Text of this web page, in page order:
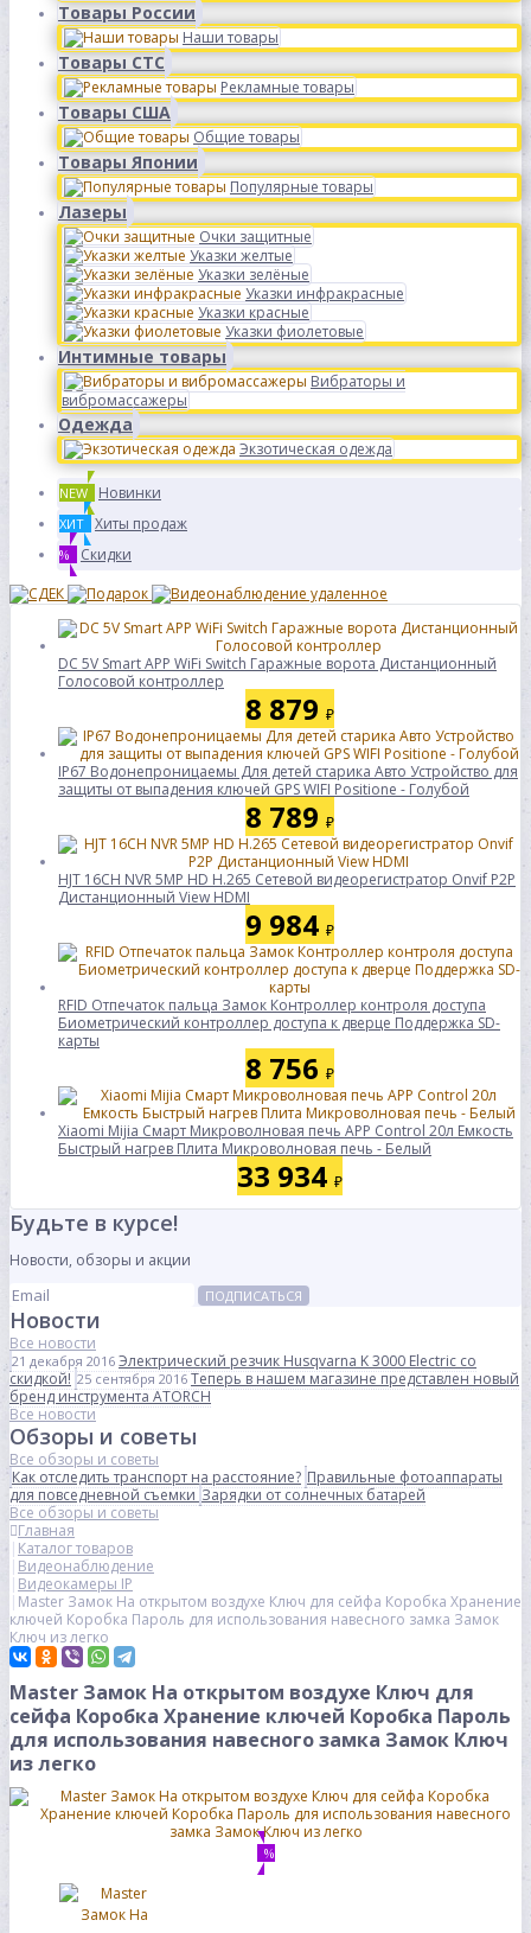
Товары России
Наши товары
Товары СТС
Рекламные товары
Товары США
Общие товары
Товары Японии
Популярные товары
Лазеры
Очки защитные
Указки желтые
Указки зелёные
Указки инфракрасные
Указки красные
Указки фиолетовые
Интимные товары
Вибраторы и
вибромассажеры
Одежда
Экзотическая одежда
NEW Новинки
ХИТ Хиты продаж
% Скидки
DC 5V Smart APP WiFi Switch Гаражные ворота Дистанционный
Голосовой контроллер
8 879 ₽
IP67 Водонепроницаемы Для детей старика Авто Устройство для
защиты от выпадения ключей GPS WIFI Positione - Голубой
8 789 ₽
HJT 16CH NVR 5MP HD H.265 Сетевой видеорегистратор Onvif P2P
Дистанционный View HDMI
9 984 ₽
RFID Отпечаток пальца Замок Контроллер контроля доступа
Биометрический контроллер доступа к дверце Поддержка SD-
карты
8 756 ₽
Xiaomi Mijia Смарт Микроволновая печь APP Control 20л Емкость
Быстрый нагрев Плита Микроволновая печь - Белый
33 934 ₽
Будьте в курсе!
Новости, обзоры и акции
ПОДПИСАТЬСЯ
Новости
Все новости
21 декабря 2016 Электрический резчик Husqvarna K 3000 Electric со
скидкой! 25 сентября 2016 Теперь в нашем магазине представлен новый
бренд инструмента ATORCH
Все новости
Обзоры и советы
Все обзоры и советы
Как отследить транспорт на расстояние? Правильные фотоаппараты
для повседневной съемкиЗарядки от солнечных батарей
Все обзоры и советы
Главная
Каталог товаров
Видеонаблюдение
Видеокамеры IP
Master Замок На открытом воздухе Ключ для сейфа Коробка Хранение
ключей Коробка Пароль для использования навесного замка Замок
Ключ из легко
Master Замок На открытом воздухе Ключ для
сейфа Коробка Хранение ключей Коробка Пароль
для использования навесного замка Замок Ключ
из легко
%